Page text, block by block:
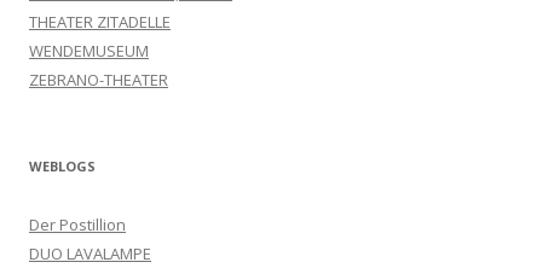
THEATER ZITADELLE
WENDEMUSEUM
ZEBRANO-THEATER
WEBLOGS
Der Postillion
DUO LAVALAMPE